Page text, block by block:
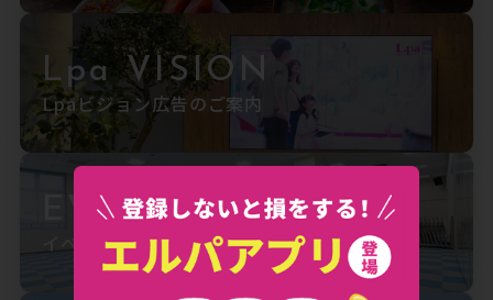
Lpa VISION
Lpaビジョン広告のご案内
EVENT SPACE
イベントスペースのご案内